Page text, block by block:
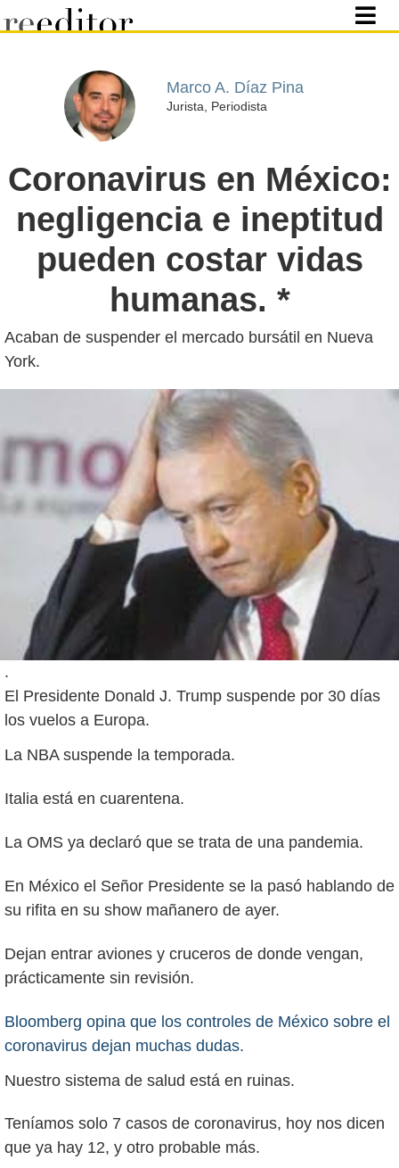
Marco A. Díaz Pina
Jurista, Periodista
Coronavirus en México:
negligencia e ineptitud
pueden costar vidas
humanas. *
Acaban de suspender el mercado bursátil en Nueva
.
El Presidente Donald J. Trump suspende por 30 días
los vuelos a Europa.
La NBA suspende la temporada.
Italia está en cuarentena.
La OMS ya declaró que se trata de una pandemia.
En México el Señor Presidente se la pasó hablando de
su rifita en su show mañanero de ayer.
Dejan entrar aviones y cruceros de donde vengan,
prácticamente sin revisión.
Bloomberg opina que los controles de México sobre el
coronavirus dejan muchas dudas.
Nuestro sistema de salud está en ruinas.
Teníamos solo 7 casos de coronavirus, hoy nos dicen
que ya hay 12, y otro probable más.